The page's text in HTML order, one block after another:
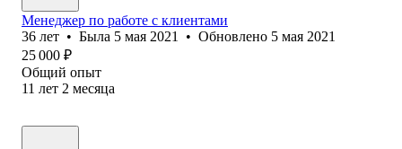
Менеджер по работе с клиентами
36 лет • Была 5 мая 2021 • Обновлено 5 мая 2021
25 000 ₽
Общий опыт
11 лет 2 месяца